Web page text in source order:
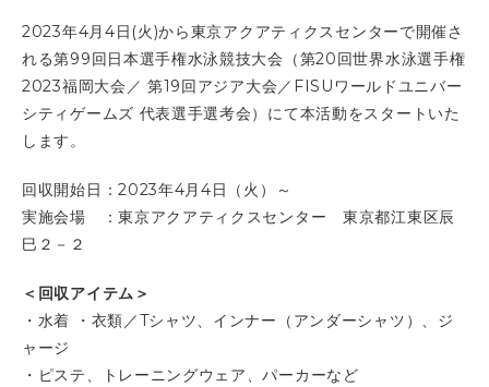
2023年4月4日(火)から東京アクアティクスセンターで開催さ
れる第99回日本選手権水泳競技大会（第20回世界水泳選手権
2023福岡大会／ 第19回アジア大会／FISUワールドユニバー
シティゲームズ 代表選手選考会）にて本活動をスタートいた
します。
回収開始日：2023年4月4日（火）～
実施会場 ：東京アクアティクスセンター 東京都江東区辰
巳２－２
＜回収アイテム＞
・水着 ・衣類／Tシャツ、インナー（アンダーシャツ）、ジ
ャージ
・ピステ、トレーニングウェア、パーカーなど